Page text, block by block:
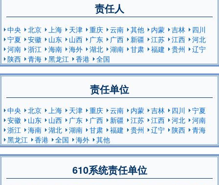
责任人
中央 北京 上海 天津 重庆 云南 其他 内蒙 吉林
四川
宁夏
安徽 山东 山西 广东 广西 新疆 江苏 江西
河北
河南
浙江 海南 海外 湖北 湖南 甘肃 福建 贵州
辽宁
陕西
青海 黑龙江 香港 全国
责任单位
中央 北京 上海 天津 重庆 云南 内蒙 吉林 四川
宁夏
安徽
山东 山西 广东 广西 新疆 江苏 江西 河北
河南
浙江
海南 湖北 湖南 甘肃 福建 贵州 辽宁 陕西
青海
黑龙江
香港 全国 海外 其他
610系统责任单位